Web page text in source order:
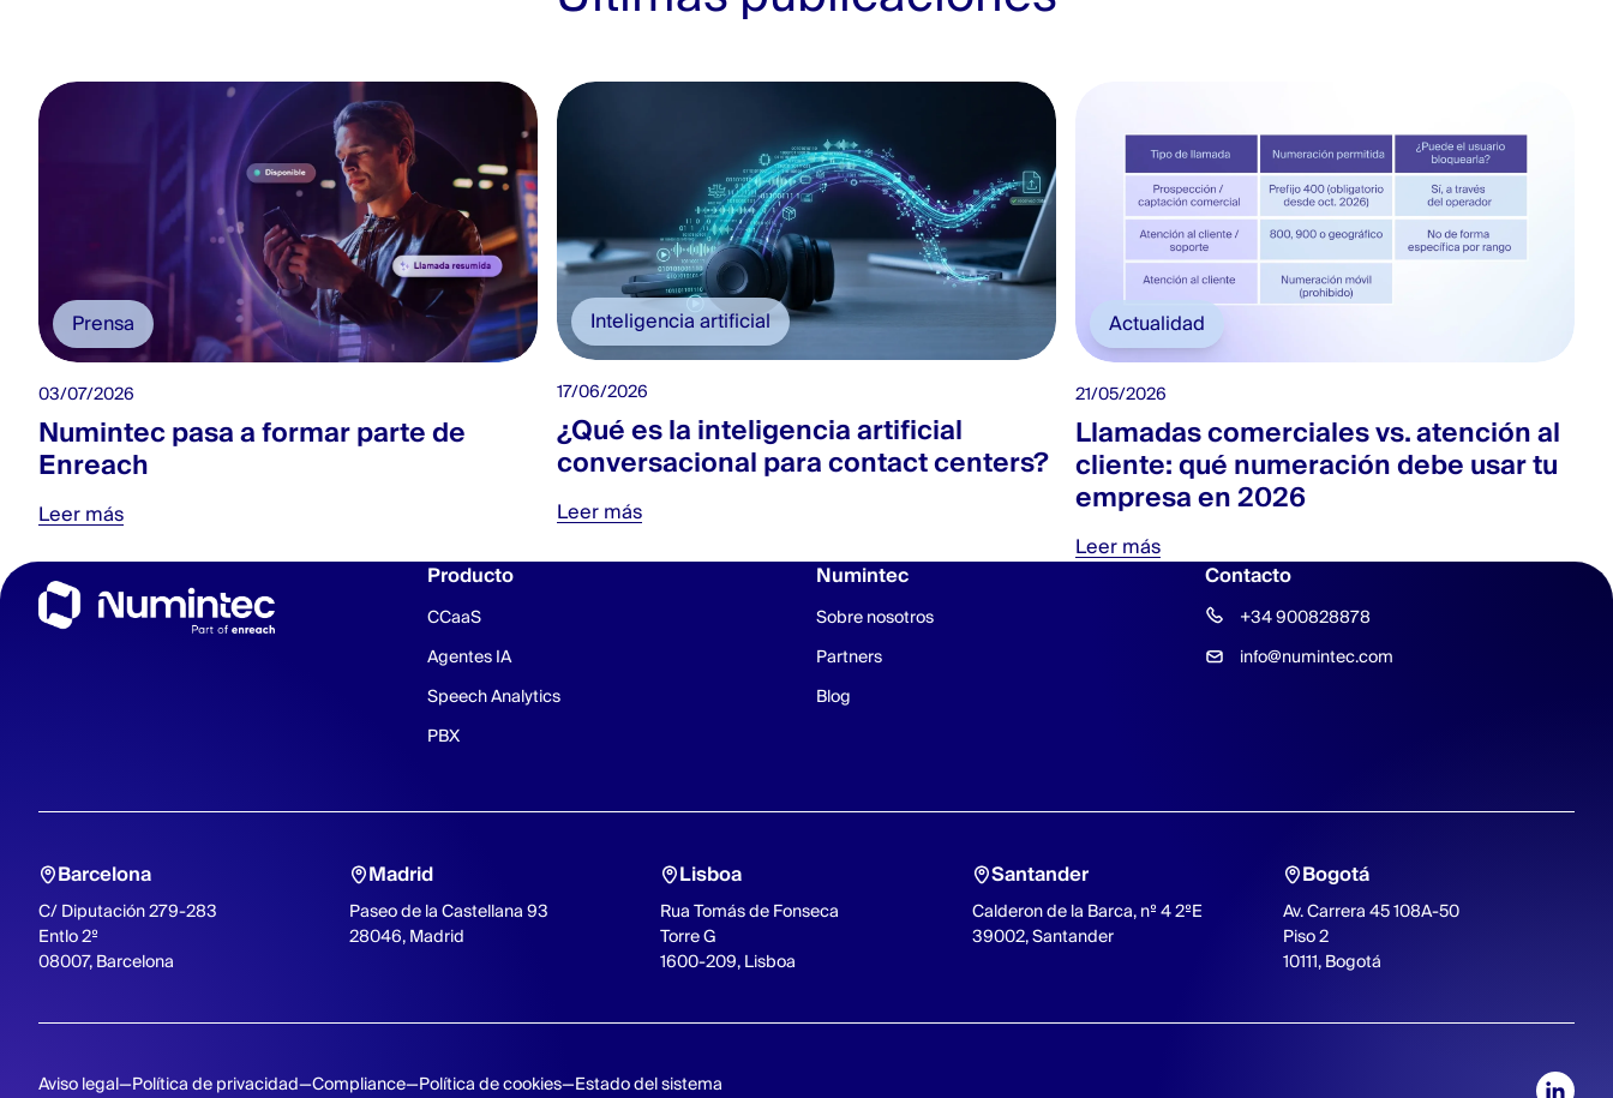
Prensa
03/07/2026
Numintec pasa a formar parte de
Enreach
Leer más
Inteligencia artificial
17/06/2026
¿Qué es la inteligencia artificial
conversacional para contact centers?
Leer más
Actualidad
21/05/2026
Llamadas comerciales vs. atención al
cliente: qué numeración debe usar tu
empresa en 2026
Leer más
Producto
CCaaS
Agentes IA
Speech Analytics
PBX
Numintec
Sobre nosotros
Partners
Blog
Contacto
+34 900828878
info@numintec.com
Barcelona
C/ Diputación 279-283
Entlo 2º
08007, Barcelona
Madrid
Paseo de la Castellana 93
28046, Madrid
Lisboa
Rua Tomás de Fonseca
Torre G
1600-209, Lisboa
Santander
Calderon de la Barca, nº 4 2ºE
39002, Santander
Bogotá
Av. Carrera 45 108A-50
Piso 2
10111, Bogotá
Aviso legal Política de privacidad Compliance Política de cookies Estado del sistema